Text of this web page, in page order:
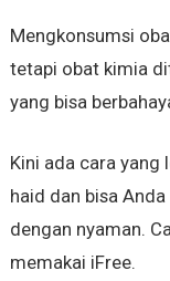
Mengkonsumsi
tetapi obat kimia
yang bisa
Kini ada cara yang
haid dan bisa
dengan nyaman.
memakai iFree.